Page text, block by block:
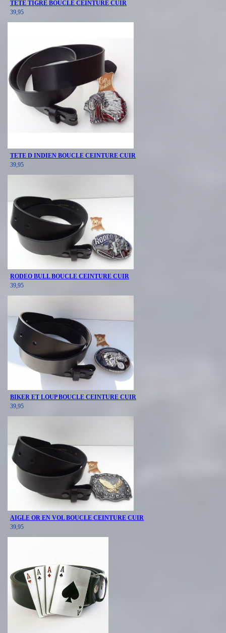
TETE TIGRE BOUCLE CEINTURE CUIR
39,95
TETE D INDIEN BOUCLE CEINTURE CUIR
39,95
RODEO BULL BOUCLE CEINTURE CUIR
39,95
BIKER ET LOUP BOUCLE CEINTURE CUIR
39,95
AIGLE OR EN VOL BOUCLE CEINTURE CUIR
39,95